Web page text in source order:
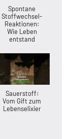
Spontane
Stoffwechsel-
Reaktionen:
Wie Leben
entstand
Sauerstoff:
Vom Gift zum
Lebenselixier